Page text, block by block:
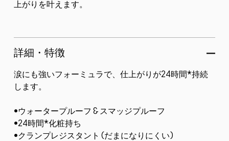
上がりを叶えます。
詳細・特徴
涙にも強いフォーミュラで、仕上がりが24時間*持続
します。
•ウォータープルーフ & スマッジプルーフ
•24時間*化粧持ち
•クランプレジスタント (だまになりにくい)